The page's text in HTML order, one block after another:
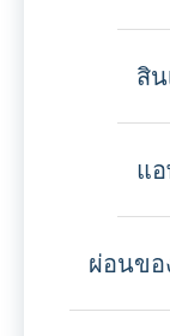
สิ
แ
ผ่อนขอ